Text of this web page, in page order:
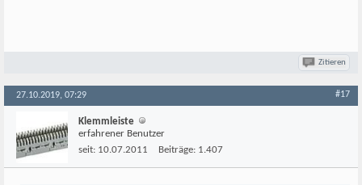
Zitieren
27.10.2019, 07:29 #17
Klemmleiste
erfahrener Benutzer
seit: 10.07.2011 Beiträge: 1.407